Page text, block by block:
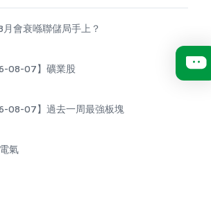
月會衰喺聯儲局手上？
08-07】礦業股
08-07】過去一周最強板塊
氣